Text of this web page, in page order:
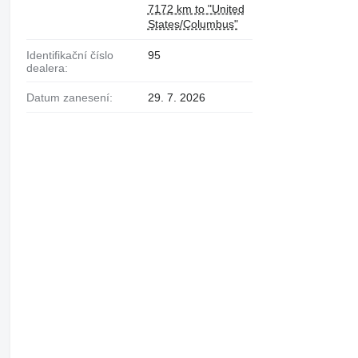
7172 km to "United
States/Columbus"
Identifikační číslo
dealera:
95
Datum zanesení: 29. 7. 2026